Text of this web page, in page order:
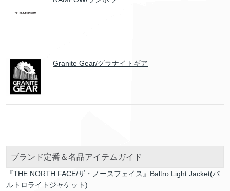
Granite Gear/グラナイトギア
ブランド定番＆名品アイテムガイド
『THE NORTH FACE/ザ・ノースフェイス』Baltro Light Jacket(バ
ルトロライトジャケット)